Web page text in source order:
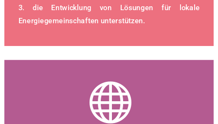
3. die Entwicklung von Lösungen für lokale
Energiegemeinschaften unterstützen.
